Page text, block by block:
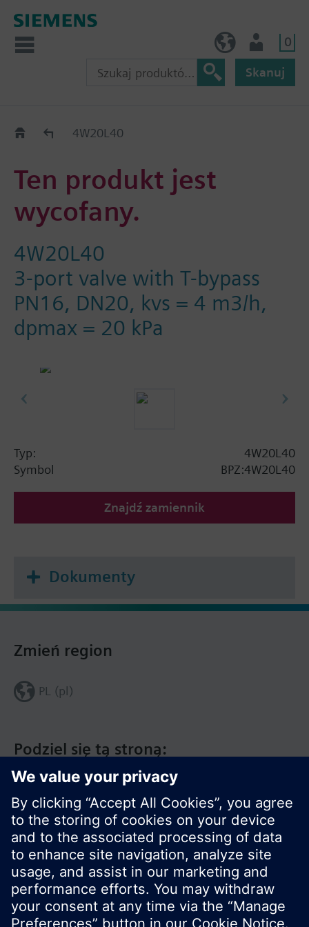
0
Skanuj
Old2New4W20L40
Ten produkt jest
wycofany.
4W20L40
3-port valve with T-bypass
PN16, DN20, kvs = 4 m3/h,
dpmax = 20 kPa
Typ:
4W20L40
Symbol
BPZ:4W20L40
Znajdź zamiennik
Dokumenty
Podziel się tą stroną:
Zmień region
PL (pl)
© Siemens Switzerland Ltd. 2020